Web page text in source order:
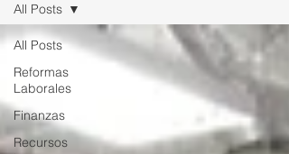
All Posts
Reformas
Laborales
Finanzas
Recursos
All Posts